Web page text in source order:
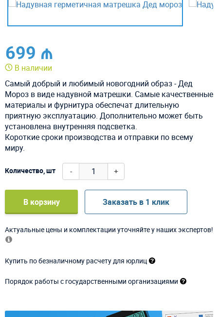
699 ₼
В наличии
Самый добрый и любимый новогодний образ - Дед
Мороз в виде надувной матрешки. Самые качественные
материалы и фурнитура обеспечат длительную
приятную эксплуатацию. Дополнительно может быть
установлена внутренняя подсветка.
Короткие сроки производства и отправки по всему
миру.
Количество, шт - +
В корзину Заказать в 1 клик
Актуальные цены и комплектации уточняйте у наших экспертов!
Купить по безналичному расчету для юрлиц
Порядок работы с государственными организациями